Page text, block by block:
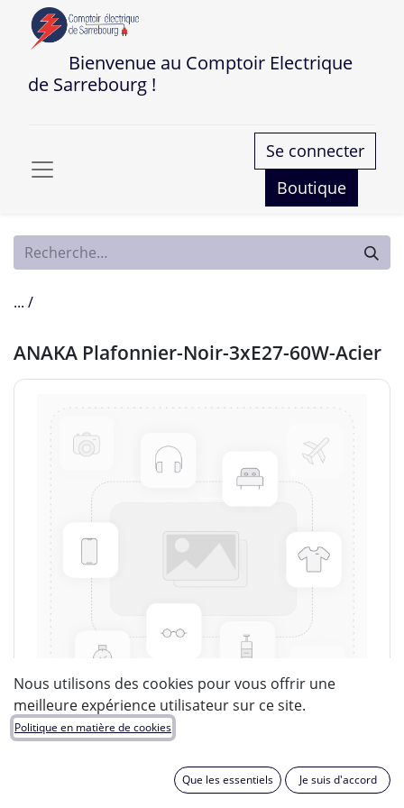
Bienvenue au Comptoir Electrique
de Sarrebourg !
Se connecter
Boutique
... /
ANAKA Plafonnier-Noir-3xE27-60W-Acier
Nous utilisons des cookies pour vous offrir une
meilleure expérience utilisateur sur ce site.
Politique en matière de cookies
Que les essentiels Je suis d'accord